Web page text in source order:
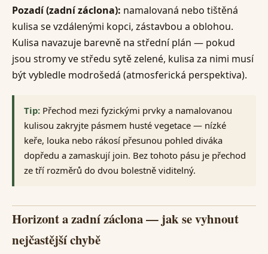
Pozadí (zadní záclona): namalovaná nebo tištěná
kulisa se vzdálenými kopci, zástavbou a oblohou.
Kulisa navazuje barevně na střední plán — pokud
jsou stromy ve středu sytě zelené, kulisa za nimi musí
být vybledle modrošedá (atmosferická perspektiva).
Tip: Přechod mezi fyzickými prvky a namalovanou
kulisou zakryjte pásmem husté vegetace — nízké
keře, louka nebo rákosí přesunou pohled diváka
dopředu a zamaskují join. Bez tohoto pásu je přechod
ze tří rozměrů do dvou bolestně viditelný.
Horizont a zadní záclona — jak se vyhnout
nejčastější chybě